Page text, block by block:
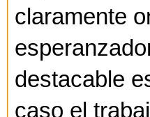
claramente
destacable
caso el